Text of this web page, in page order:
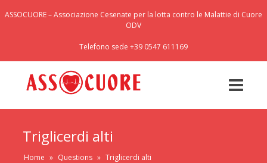
ASSOCUORE – Associazione Cesenate per la lotta contro le Malattie di Cuore
ODV
Telefono sede +39 0547 611169
Triglicerdi alti
Home » Questions » Triglicerdi alti